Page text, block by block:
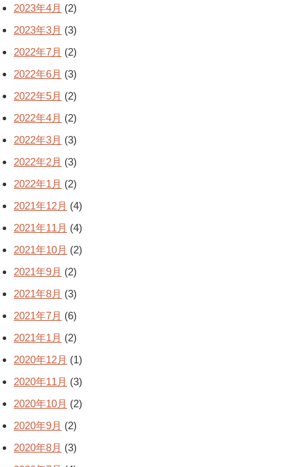
2023年4月 (2)
2023年3月 (3)
2022年7月 (2)
2022年6月 (3)
2022年5月 (2)
2022年4月 (2)
2022年3月 (3)
2022年2月 (3)
2022年1月 (2)
2021年12月 (4)
2021年11月 (4)
2021年10月 (2)
2021年9月 (2)
2021年8月 (3)
2021年7月 (6)
2021年1月 (2)
2020年12月 (1)
2020年11月 (3)
2020年10月 (2)
2020年9月 (2)
2020年8月 (3)